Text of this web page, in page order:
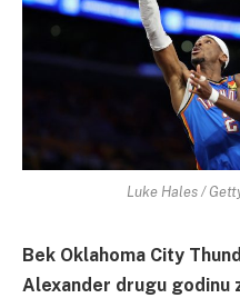
Luke Hales /
Bek Oklahoma City
Alexander drugu godinu